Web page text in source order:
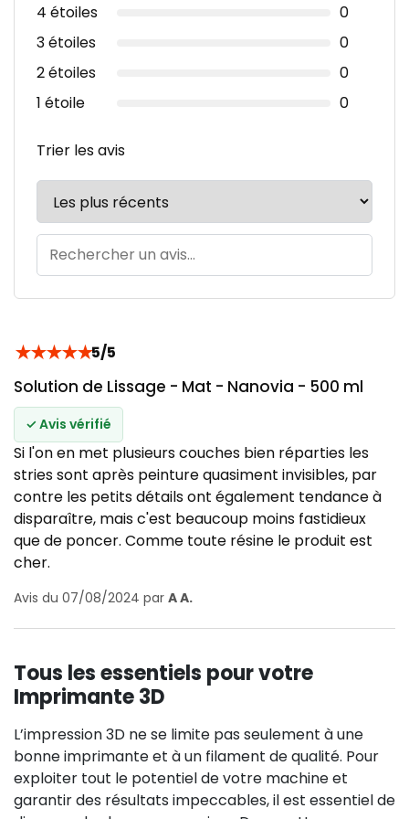
4 étoiles
0
3 étoiles
0
2 étoiles
0
1 étoile
0
Trier les avis
★★★★★5/5
Solution de Lissage - Mat - Nanovia - 500 ml
✓ Avis vérifié
Si l'on en met plusieurs couches bien réparties les
stries sont après peinture quasiment invisibles, par
contre les petits détails ont également tendance à
disparaître, mais c'est beaucoup moins fastidieux
que de poncer. Comme toute résine le produit est
cher.
Avis du 07/08/2024 par A A.
Tous les essentiels pour votre
Imprimante 3D
L’impression 3D ne se limite pas seulement à une
bonne imprimante et à un filament de qualité. Pour
exploiter tout le potentiel de votre machine et
garantir des résultats impeccables, il est essentiel de